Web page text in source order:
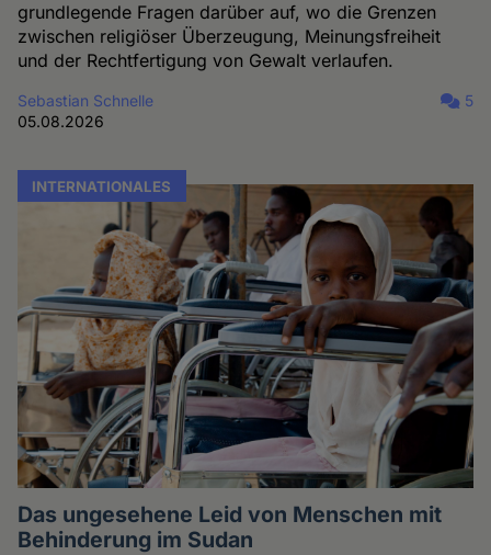
grundlegende Fragen darüber auf, wo die Grenzen
zwischen religiöser Überzeugung, Meinungsfreiheit
und der Rechtfertigung von Gewalt verlaufen.
Sebastian Schnelle
05.08.2026
5
INTERNATIONALES
Das ungesehene Leid von Menschen mit
Behinderung im Sudan